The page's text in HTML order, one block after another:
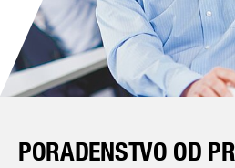
PORADENSTVO OD